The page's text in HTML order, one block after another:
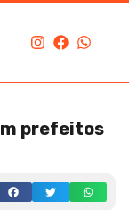
prefeitos